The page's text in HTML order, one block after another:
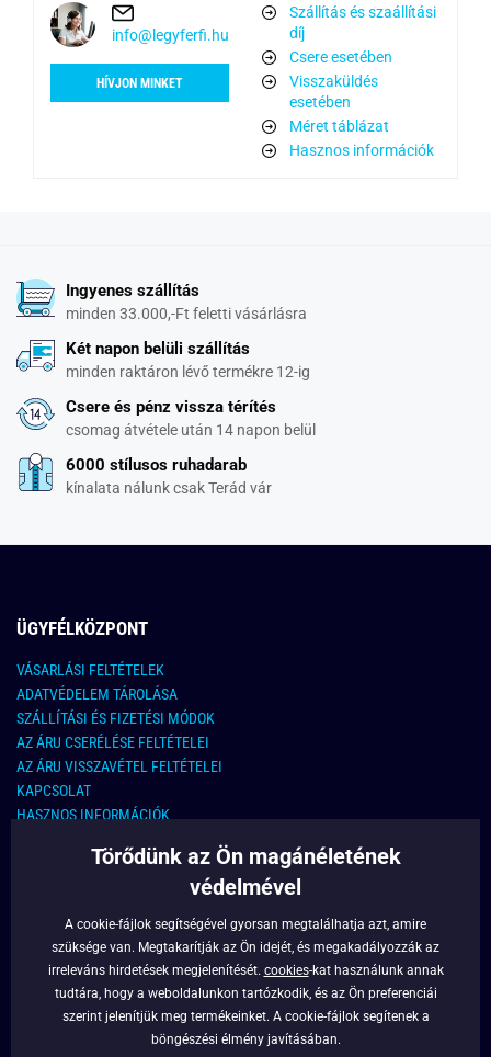
info@legyferfi.hu
HÍVJON MINKET
Szállítás és szaállítási
díj
Csere esetében
Visszaküldés
esetében
Méret táblázat
Hasznos információk
Ingyenes szállítás
minden 33.000,-Ft feletti vásárlásra
Két napon belüli szállítás
minden raktáron lévő termékre 12-ig
Csere és pénz vissza térítés
csomag átvétele után 14 napon belül
6000 stílusos ruhadarab
kínalata nálunk csak Terád vár
ÜGYFÉLKÖZPONT
VÁSARLÁSI FELTÉTELEK
ADATVÉDELEM TÁROLÁSA
SZÁLLÍTÁSI ÉS FIZETÉSI MÓDOK
AZ ÁRU CSERÉLÉSE FELTÉTELEI
AZ ÁRU VISSZAVÉTEL FELTÉTELEI
KAPCSOLAT
HASZNOS INFORMÁCIÓK
KAPCSOLAT
info@legyferfi.hu
FONTOS INFORMÁCIÓK
RÓLUNK
Törődünk az Ön magánéletének
védelmével
A cookie-fájlok segítségével gyorsan megtalálhatja azt, amire
szüksége van. Megtakarítják az Ön idejét, és megakadályozzák az
irreleváns hirdetések megjelenítését. cookies-kat használunk annak
tudtára, hogy a weboldalunkon tartózkodik, és az Ön preferenciái
szerint jelenítjük meg termékeinket. A cookie-fájlok segítenek a
böngészési élmény javításában.